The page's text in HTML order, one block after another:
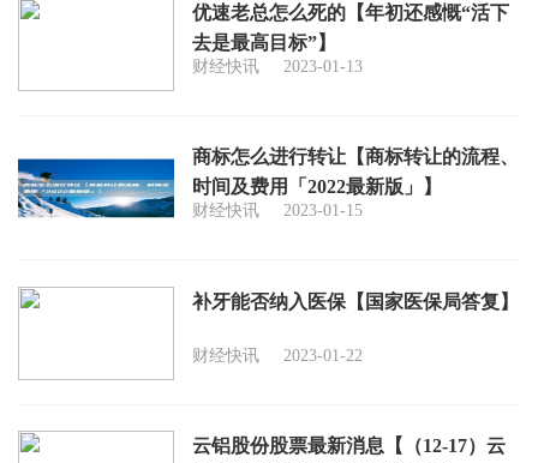
优速老总怎么死的【年初还感慨“活下
去是最高目标”】
财经快讯 2023-01-13
商标怎么进行转让【商标转让的流程、
时间及费用「2022最新版」】
财经快讯 2023-01-15
补牙能否纳入医保【国家医保局答复】
财经快讯 2023-01-22
云铝股份股票最新消息【（12-17）云